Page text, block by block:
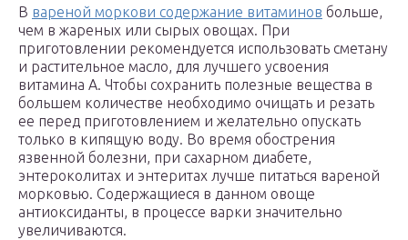
В вареной моркови содержание витаминов больше,
чем в жареных или сырых овощах. При
приготовлении рекомендуется использовать сметану
и растительное масло, для лучшего усвоения
витамина A. Чтобы сохранить полезные вещества в
большем количестве необходимо очищать и резать
ее перед приготовлением и желательно опускать
только в кипящую воду. Во время обострения
язвенной болезни, при сахарном диабете,
энтероколитах и энтеритах лучше питаться вареной
морковью. Содержащиеся в данном овоще
антиоксиданты, в процессе варки значительно
увеличиваются.